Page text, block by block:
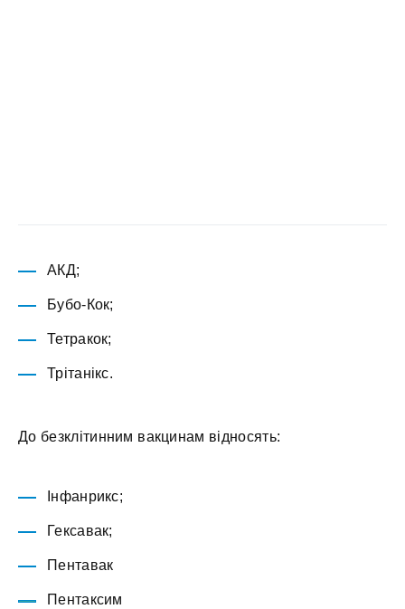
АКД;
Бубо-Кок;
Тетракок;
Трітанікс.
До безклітинним вакцинам відносять:
Інфанрикс;
Гексавак;
Пентавак
Пентаксим